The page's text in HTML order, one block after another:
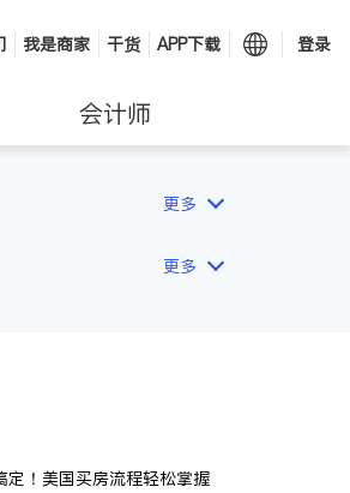
我是商家 干货 APP下载 登录
会计师
更多
更多
定！美国买房流程轻松掌握